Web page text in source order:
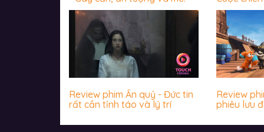
James
khiến
Review phim Ấn quỷ - Đức tin
rất cần tỉnh táo và lý trí
Review
phiêu lưu